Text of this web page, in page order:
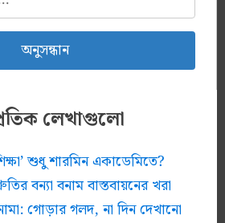
লেখাগুলো
শুধু শারমিন একাডেমিতে?
বন্যা বনাম বাস্তবায়নের খরা
গোড়ার গলদ, না দিন দেখানো